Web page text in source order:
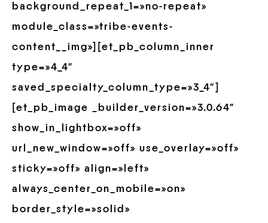
background_repeat_1=»no-repeat»
module_class=»tribe-events-
content__img»][et_pb_column_inner
type=»4_4″
saved_specialty_column_type=»3_4″]
[et_pb_image _builder_version=»3.0.64″
show_in_lightbox=»off»
url_new_window=»off» use_overlay=»off»
sticky=»off» align=»left»
always_center_on_mobile=»on»
border_style=»solid»